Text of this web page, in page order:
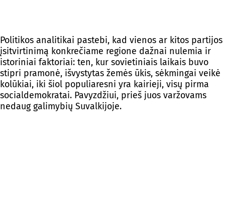
Politikos analitikai pastebi, kad vienos ar kitos partijos
įsitvirtinimą konkrečiame regione dažnai nulemia ir
istoriniai faktoriai: ten, kur sovietiniais laikais buvo
stipri pramonė, išvystytas žemės ūkis, sėkmingai veikė
kolūkiai, iki šiol populiaresni yra kairieji, visų pirma
socialdemokratai. Pavyzdžiui, prieš juos varžovams
nedaug galimybių Suvalkijoje.